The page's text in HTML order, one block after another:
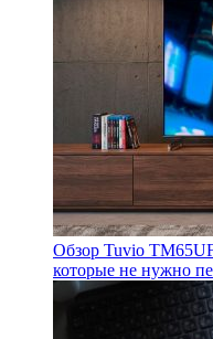
Обзор Tuvio
которые не нужно